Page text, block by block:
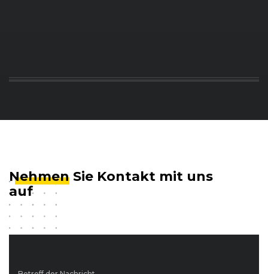
Nehmen Sie Kontakt mit uns
auf